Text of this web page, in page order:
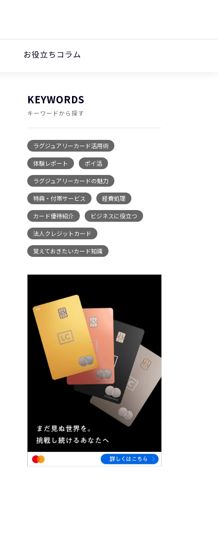
お役立ちコラム
KEYWORDS
キーワードから探す
ラグジュアリーカード活用術
体験レポート ポイ活
ラグジュアリーカードの魅力
特典・付帯サービス 経費処理
カード優待紹介 ビジネスに役立つ
法人クレジットカード
覚えておきたいカード知識